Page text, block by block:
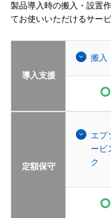
製品導入時の搬入・設置
てお使いいただけるサー
導入支援
搬入
定額保守
エプ
ービ
ク